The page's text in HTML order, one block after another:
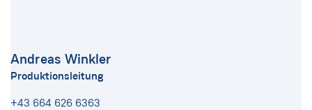
Andreas Winkler
Produktionsleitung
+43 664 626 6363